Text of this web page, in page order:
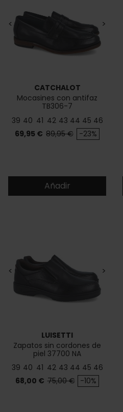
< >
CATCHALOT
Mocasines con antifaz
TB306-7
39 40 41 42 43 44 45 46
Precio
69,95 € Precio base
89,95 € -23%
Añadir
< >
LUISETTI
Zapatos sin cordones de
piel 37700 NA
39 40 41 42 43 44 45 46
Precio
68,00 € Precio base
75,00 € -10%